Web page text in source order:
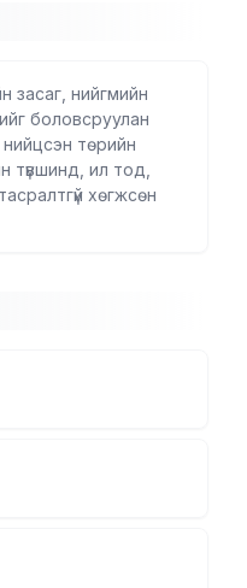
засаг, нийгмийн
боловсруулан
нийцсэн төрийн
түвшинд, ил тод,
хөгжсөн